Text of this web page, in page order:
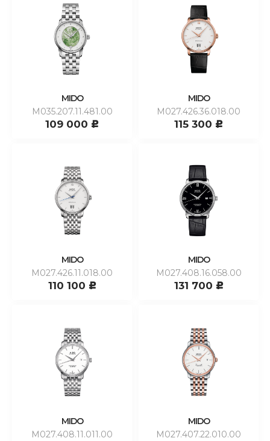
MIDO
M035.207.11.481.00
109 000 c
MIDO
M027.426.36.018.00
115 300 c
MIDO
M027.426.11.018.00
110 100 c
MIDO
M027.408.16.058.00
131 700 c
MIDO
M027.408.11.011.00
MIDO
M027.407.22.010.00